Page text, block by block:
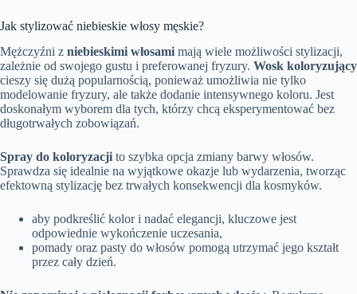
Jak stylizować niebieskie włosy męskie?
Mężczyźni z niebieskimi włosami mają wiele możliwości stylizacji,
zależnie od swojego gustu i preferowanej fryzury. Wosk koloryzujący
cieszy się dużą popularnością, ponieważ umożliwia nie tylko
modelowanie fryzury, ale także dodanie intensywnego koloru. Jest
doskonałym wyborem dla tych, którzy chcą eksperymentować bez
długotrwałych zobowiązań.
Spray do koloryzacji to szybka opcja zmiany barwy włosów.
Sprawdza się idealnie na wyjątkowe okazje lub wydarzenia, tworząc
efektowną stylizację bez trwałych konsekwencji dla kosmyków.
aby podkreślić kolor i nadać elegancji, kluczowe jest
odpowiednie wykończenie uczesania,
pomady oraz pasty do włosów pomogą utrzymać jego kształt
przez cały dzień.